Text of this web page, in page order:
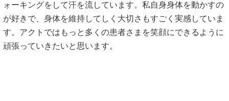
ォーキングをして汗を流しています。私自身身体を動かすの
が好きで、身体を維持してしく大切さもすごく実感していま
す。アクトではもっと多くの患者さまを笑顔にできるように
頑張っていきたいと思います。